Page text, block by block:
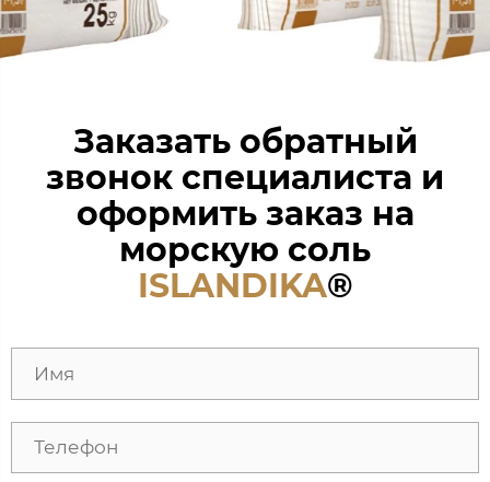
Заказать обратный
звонок специалиста и
оформить заказ на
морскую соль
ISLANDIKA®